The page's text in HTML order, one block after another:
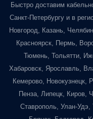
Быстро доставим
Санкт-Петербургу и в
Новгород, Казань,
Красноярск, Пермь,
Тюмень, Тольятти,
Хабаровск, Ярославль,
Кемерово, Новокузнецк,
Пенза, Липецк, Киров,
Ставрополь, Улан-Удэ,